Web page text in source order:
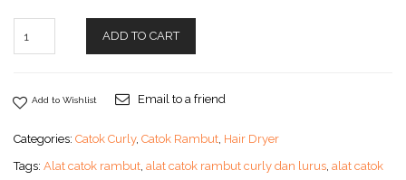
ADD TO CART
Add to Wishlist Email to a friend
Categories: Catok Curly, Catok Rambut, Hair Dryer
Tags: Alat catok rambut, alat catok rambut curly dan lurus, alat catok